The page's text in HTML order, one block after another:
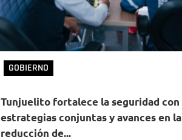
GOBIERNO
Tunjuelito fortalece la seguridad con
estrategias conjuntas y avances en la
reducción de...